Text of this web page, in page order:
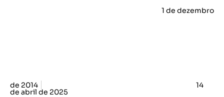
1 de dezembro
de 2014 14
de abril de 2025